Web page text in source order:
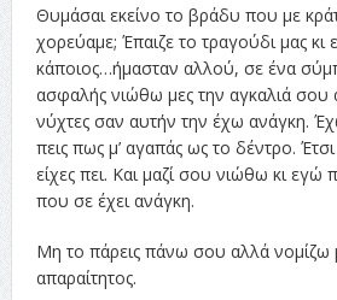
Θυμάσαι εκείνο το βράδυ που με
χορεύαμε; Έπαιζε το τραγούδι μας κι
κάποιος…ήμασταν αλλού, σε ένα
ασφαλής νιώθω μες την αγκαλιά σου
νύχτες σαν αυτήν την έχω ανάγκη.
πεις πως μ’ αγαπάς ως το δέντρο.
είχες πει. Και μαζί σου νιώθω κι εγώ
που σε έχει ανάγκη.
Μη το πάρεις πάνω σου αλλά νομίζω
απαραίτητος.